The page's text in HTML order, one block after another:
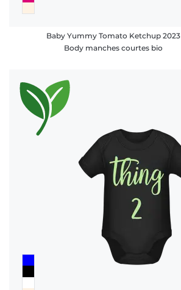
Baby Yummy Tomato Ketchup 2023
Body manches courtes bio